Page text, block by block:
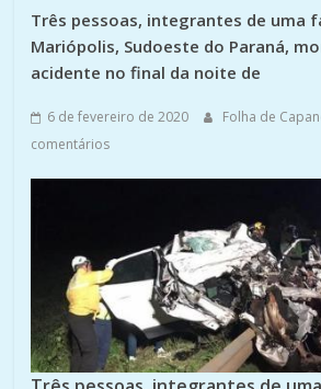
Três pessoas, integrantes de uma
Mariópolis, Sudoeste do Paraná,
acidente no final da noite de
6 de fevereiro de 2020 Folha de
comentários